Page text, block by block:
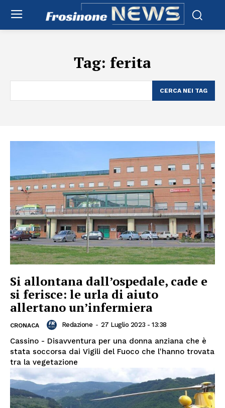
Tag: ferita
CERCA NEI TAG
Si allontana dall’ospedale, cade e
si ferisce: le urla di aiuto
allertano un’infermiera
CRONACA Redazione - 27 Luglio 2023 - 13:38
Cassino - Disavventura per una donna anziana che è
stata soccorsa dai Vigili del Fuoco che l'hanno trovata
tra la vegetazione